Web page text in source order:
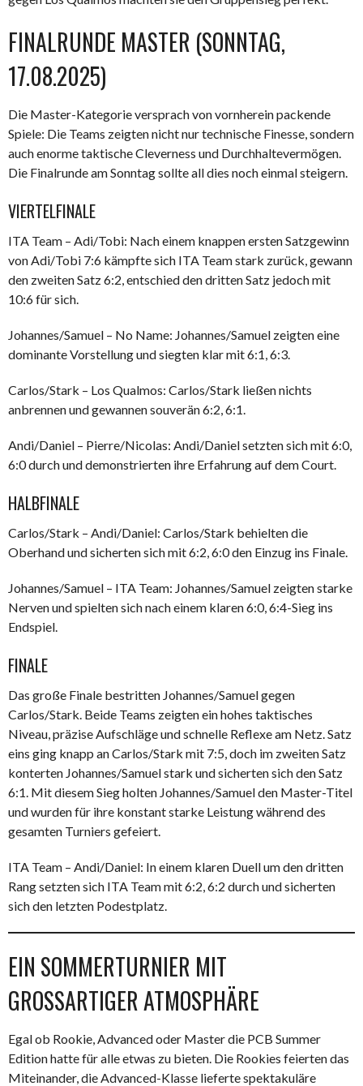
FINALRUNDE MASTER (SONNTAG,
17.08.2025)
Die Master-Kategorie versprach von vornherein packende
Spiele: Die Teams zeigten nicht nur technische Finesse, sondern
auch enorme taktische Cleverness und Durchhaltevermögen.
Die Finalrunde am Sonntag sollte all dies noch einmal steigern.
VIERTELFINALE
ITA Team – Adi/Tobi: Nach einem knappen ersten Satzgewinn
von Adi/Tobi 7:6 kämpfte sich ITA Team stark zurück, gewann
den zweiten Satz 6:2, entschied den dritten Satz jedoch mit
10:6 für sich.
Johannes/Samuel – No Name: Johannes/Samuel zeigten eine
dominante Vorstellung und siegten klar mit 6:1, 6:3.
Carlos/Stark – Los Qualmos: Carlos/Stark ließen nichts
anbrennen und gewannen souverän 6:2, 6:1.
Andi/Daniel – Pierre/Nicolas: Andi/Daniel setzten sich mit 6:0,
6:0 durch und demonstrierten ihre Erfahrung auf dem Court.
HALBFINALE
Carlos/Stark – Andi/Daniel: Carlos/Stark behielten die
Oberhand und sicherten sich mit 6:2, 6:0 den Einzug ins Finale.
Johannes/Samuel – ITA Team: Johannes/Samuel zeigten starke
Nerven und spielten sich nach einem klaren 6:0, 6:4-Sieg ins
Endspiel.
FINALE
Das große Finale bestritten Johannes/Samuel gegen
Carlos/Stark. Beide Teams zeigten ein hohes taktisches
Niveau, präzise Aufschläge und schnelle Reflexe am Netz. Satz
eins ging knapp an Carlos/Stark mit 7:5, doch im zweiten Satz
konterten Johannes/Samuel stark und sicherten sich den Satz
6:1. Mit diesem Sieg holten Johannes/Samuel den Master-Titel
und wurden für ihre konstant starke Leistung während des
gesamten Turniers gefeiert.
ITA Team – Andi/Daniel: In einem klaren Duell um den dritten
Rang setzten sich ITA Team mit 6:2, 6:2 durch und sicherten
sich den letzten Podestplatz.
EIN SOMMERTURNIER MIT
GROSSARTIGER ATMOSPHÄRE
Egal ob Rookie, Advanced oder Master die PCB Summer
Edition hatte für alle etwas zu bieten. Die Rookies feierten das
Miteinander, die Advanced-Klasse lieferte spektakuläre